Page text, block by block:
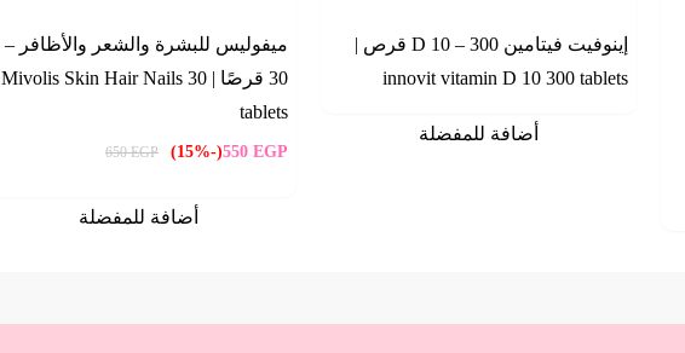
إينوفيت فيتامين D 10 – 300 قرص |
innovit vitamin D 10 300 tablets
أضافة للمفضلة
ميفوليس للبشرة والشعر والأظافر –
30 قرصًا | Mivolis Skin Hair Nails 30
tablets
550 EGP
(-15%)
650EGP
أضافة للمفضلة